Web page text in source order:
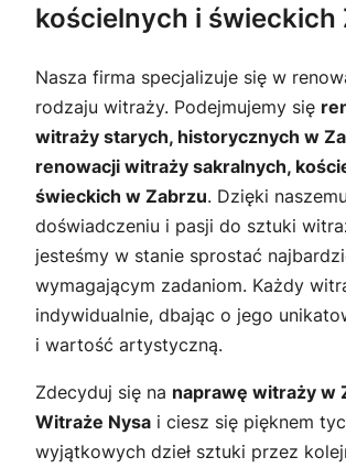
kościelnych i świeckich
Nasza firma specjalizuje się w
rodzaju witraży. Podejmujemy się
witraży starych, historycznych w
renowacji witraży sakralnych,
świeckich w Zabrzu. Dzięki naszemu
doświadczeniu i pasji do sztuki
jesteśmy w stanie sprostać
wymagającym zadaniom. Każdy
indywidualnie, dbając o jego
i wartość artystyczną.
Zdecyduj się na naprawę witraży w
Witraże Nysa i ciesz się pięknem
wyjątkowych dzieł sztuki przez